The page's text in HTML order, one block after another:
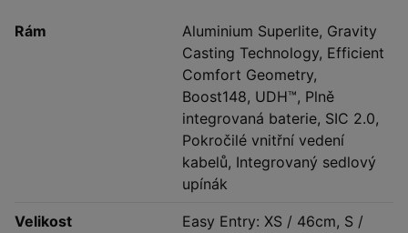
Rám
Aluminium Superlite, Gravity
Casting Technology, Efficient
Comfort Geometry,
Boost148, UDH™, Plně
integrovaná baterie, SIC 2.0,
Pokročilé vnitřní vedení
kabelů, Integrovaný sedlový
upínák
Velikost
Easy Entry: XS / 46cm, S /